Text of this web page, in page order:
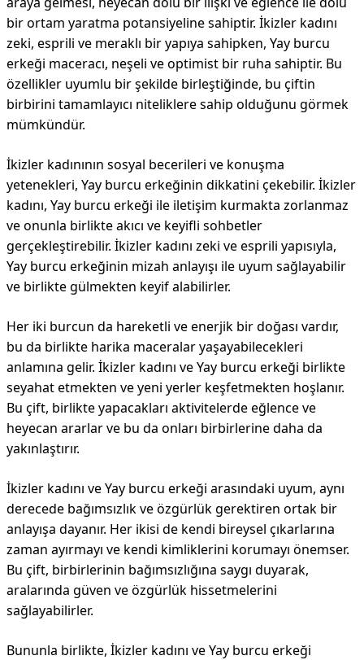
bir ortam yaratma potansiyeline sahiptir. İkizler kadını
zeki, esprili ve meraklı bir yapıya sahipken, Yay burcu
erkeği maceracı, neşeli ve optimist bir ruha sahiptir. Bu
özellikler uyumlu bir şekilde birleştiğinde, bu çiftin
birbirini tamamlayıcı niteliklere sahip olduğunu görmek
mümkündür.
İkizler kadınının sosyal becerileri ve konuşma
yetenekleri, Yay burcu erkeğinin dikkatini çekebilir. İkizler
kadını, Yay burcu erkeği ile iletişim kurmakta zorlanmaz
ve onunla birlikte akıcı ve keyifli sohbetler
gerçekleştirebilir. İkizler kadını zeki ve esprili yapısıyla,
Yay burcu erkeğinin mizah anlayışı ile uyum sağlayabilir
ve birlikte gülmekten keyif alabilirler.
Her iki burcun da hareketli ve enerjik bir doğası vardır,
bu da birlikte harika maceralar yaşayabilecekleri
anlamına gelir. İkizler kadını ve Yay burcu erkeği birlikte
seyahat etmekten ve yeni yerler keşfetmekten hoşlanır.
Bu çift, birlikte yapacakları aktivitelerde eğlence ve
heyecan ararlar ve bu da onları birbirlerine daha da
yakınlaştırır.
İkizler kadını ve Yay burcu erkeği arasındaki uyum, aynı
derecede bağımsızlık ve özgürlük gerektiren ortak bir
anlayışa dayanır. Her ikisi de kendi bireysel çıkarlarına
zaman ayırmayı ve kendi kimliklerini korumayı önemser.
Bu çift, birbirlerinin bağımsızlığına saygı duyarak,
aralarında güven ve özgürlük hissetmelerini
sağlayabilirler.
Bununla birlikte, İkizler kadını ve Yay burcu erkeği